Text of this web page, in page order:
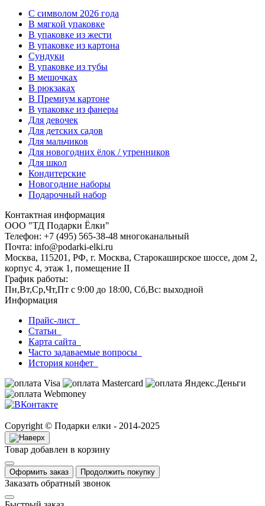
C символом 2026 года
В мягкой упаковке
В упаковке из жести
В упаковке из картона
Сундуки
В упаковке из тубы
В мешочках
В рюкзаках
В Премиум картоне
В упаковке из фанеры
Для девочек
Для детских садов
Для мальчиков
Для новогодних ёлок / утренников
Для школ
Кондитерские
Новогодние наборы
Подарочный набор
Контактная информация
ООО "ТД Подарки Ёлки"
Телефон: +7 (495) 565-38-48 многоканальный
Почта: info@podarki-elki.ru
Москва, 115201, РФ, г. Москва, Старокаширское шоссе, дом 2,
корпус 4, этаж 1, помещение II
График работы:
Пн,Вт,Ср,Чт,Пт с 9:00 до 18:00, Сб,Вс: выходной
Информация
Прайс-лист
Статьи
Карта сайта
Часто задаваемые вопросы
История конфет
Copyright © Подарки елки - 2014-2025
Товар добавлен в корзину
Оформить заказ Продолжить покупку
Заказать обратный звонок